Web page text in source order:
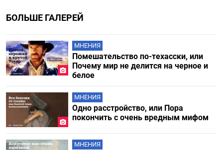
БОЛЬШЕ ГАЛЕРЕЙ
МНЕНИЯ
Помешательство по-техасски, или
Почему мир не делится на черное и
белое
МНЕНИЯ
Одно расстройство, или Пора
покончить с очень вредным мифом
МНЕНИЯ